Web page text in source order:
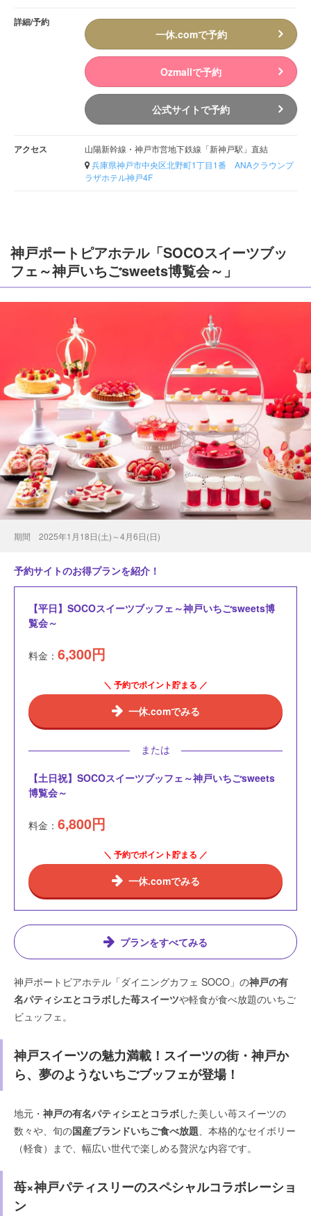
詳細/予約
一休.comで予約
Ozmallで予約
公式サイトで予約
アクセス
山陽新幹線・神戸市営地下鉄線「新神戸駅」直結
兵庫県神戸市中央区北野町1丁目1番 ANAクラウンプ
ラザホテル神戸4F
神戸ポートピアホテル「SOCOスイーツブッ
フェ～神戸いちごsweets博覧会～」
期間 2025年1月18日(土)～4月6日(日)
予約サイトのお得プランを紹介！
【平日】SOCOスイーツブッフェ～神戸いちごsweets博
覧会～
料金： 6,300円
＼ 予約でポイント貯まる ／
一休.comでみる
または
【土日祝】SOCOスイーツブッフェ～神戸いちごsweets
博覧会～
料金： 6,800円
＼ 予約でポイント貯まる ／
一休.comでみる
プランをすべてみる
神戸ポートピアホテル「ダイニングカフェ SOCO」の神戸の有
名パティシエとコラボした苺スイーツや軽食が食べ放題のいちご
ビュッフェ。
神戸スイーツの魅力満載！スイーツの街・神戸か
ら、夢のようないちごブッフェが登場！
地元・ 神戸の有名パティシエとコラボした美しい苺スイーツの
数々や、旬の国産ブランドいちご食べ放題、本格的なセイボリー
（軽食）まで、幅広い世代で楽しめる贅沢な内容です。
苺×神戸パティスリーのスペシャルコラボレーショ
ン